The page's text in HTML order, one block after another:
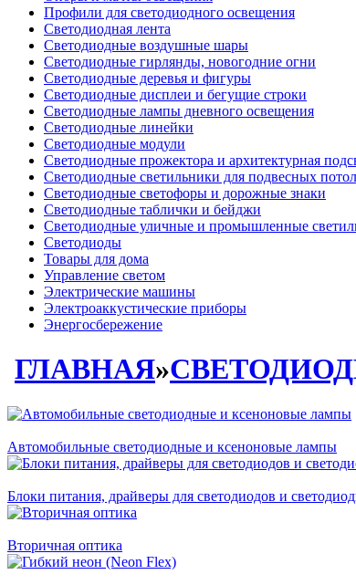
Профили для светодиодного освещения
Светодиодная лента
Светодиодные воздушные шары
Светодиодные гирлянды, новогодние огни
Светодиодные деревья и фигуры
Светодиодные дисплеи и бегущие строки
Светодиодные лампы дневного освещения
Светодиодные линейки
Светодиодные модули
Светодиодные прожектора и архитектурная
Светодиодные светильники для подвесных
Светодиодные светофоры и дорожные знаки
Светодиодные таблички и бейджи
Светодиодные уличные и промышленные
Светодиоды
Товары для дома
Управление светом
Электрические машины
Электроаккустические приборы
Энергосбережение
ГЛАВНАЯ»
Автомобильные светодиодные и ксеноновые лампы
Блоки питания, драйверы для светодиодов и
Вторичная оптика